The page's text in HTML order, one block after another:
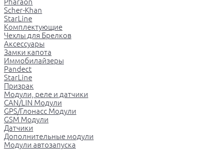
Scher-Khan
StarLine
Комплектующие
Чехлы для Брелков
Аксессуары
Замки капота
Иммобилайзеры
Pandect
StarLine
Призрак
Модули, реле и датчики
CAN/LIN Модули
GPS/Глонасс Модули
GSM Модули
Датчики
Дополнительные модули
Модули автозапуска